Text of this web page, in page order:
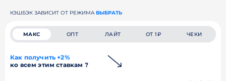
КЭШБЭК ЗАВИСИТ ОТ РЕЖИМА ВЫБРАТЬ
МАКС ОПТ ЛАЙТ ОТ 1₽ ЧЕКИ
Как получить +2%
ко всем этим ставкам ?